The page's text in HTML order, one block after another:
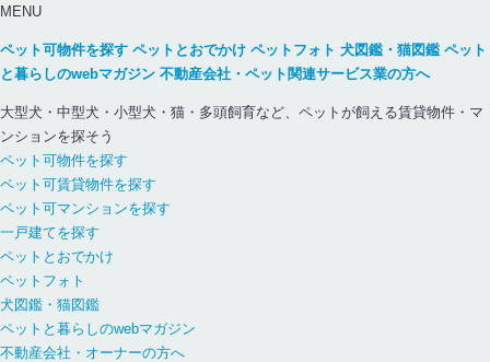
MENU
ペット可物件を探す ペットとおでかけ ペットフォト 犬図鑑・猫図鑑 ペット
と暮らしのwebマガジン 不動産会社・ペット関連サービス業の方へ
大型犬・中型犬・小型犬・猫・多頭飼育など、ペットが飼える賃貸物件・マ
ンションを探そう
ペット可物件を探す
ペット可賃貸物件を探す
ペット可マンションを探す
一戸建てを探す
ペットとおでかけ
ペットフォト
犬図鑑・猫図鑑
ペットと暮らしのwebマガジン
不動産会社・オーナーの方へ